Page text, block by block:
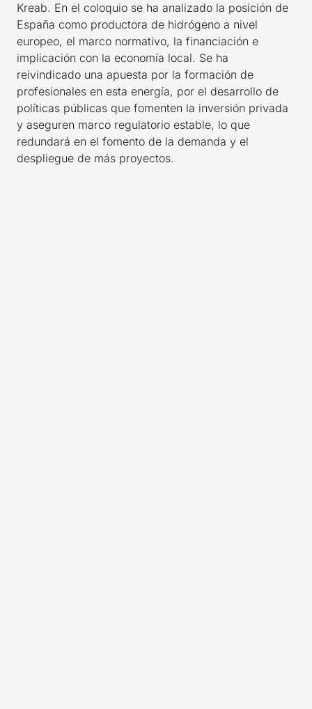
Kreab. En el coloquio se ha analizado la posición de
España como productora de hidrógeno a nivel
europeo, el marco normativo, la financiación e
implicación con la economía local. Se ha
reivindicado una apuesta por la formación de
profesionales en esta energía, por el desarrollo de
políticas públicas que fomenten la inversión privada
y aseguren marco regulatorio estable, lo que
redundará en el fomento de la demanda y el
despliegue de más proyectos.